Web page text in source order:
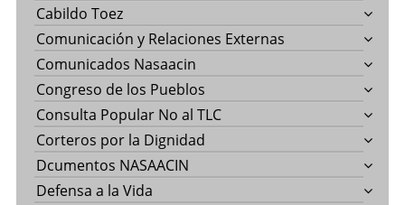
Cabildo Toez
Comunicación y Relaciones Externas
Comunicados Nasaacin
Congreso de los Pueblos
Consulta Popular No al TLC
Corteros por la Dignidad
Dcumentos NASAACIN
Defensa a la Vida